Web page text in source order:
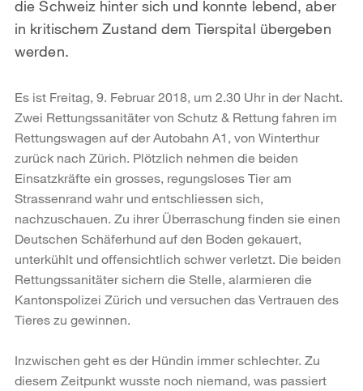
die Schweiz hinter sich und konnte lebend, aber
in kritischem Zustand dem Tierspital übergeben
werden.
Es ist Freitag, 9. Februar 2018, um 2.30 Uhr in der Nacht.
Zwei Rettungssanitäter von Schutz & Rettung fahren im
Rettungswagen auf der Autobahn A1, von Winterthur
zurück nach Zürich. Plötzlich nehmen die beiden
Einsatzkräfte ein grosses, regungsloses Tier am
Strassenrand wahr und entschliessen sich,
nachzuschauen. Zu ihrer Überraschung finden sie einen
Deutschen Schäferhund auf den Boden gekauert,
unterkühlt und offensichtlich schwer verletzt. Die beiden
Rettungssanitäter sichern die Stelle, alarmieren die
Kantonspolizei Zürich und versuchen das Vertrauen des
Tieres zu gewinnen.
Inzwischen geht es der Hündin immer schlechter. Zu
diesem Zeitpunkt wusste noch niemand, was passiert